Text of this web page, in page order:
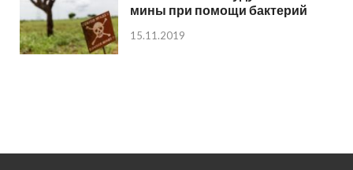
мины при помощи бактерий
15.11.2019